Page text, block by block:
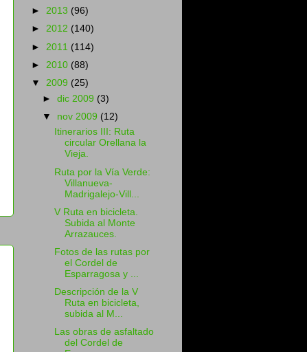
► 2013 (96)
► 2012 (140)
► 2011 (114)
► 2010 (88)
▼ 2009 (25)
►dic 2009 (3)
▼ nov 2009 (12)
Itinerarios III: Ruta
circular Orellana la
Vieja.
Ruta por la Vía Verde:
Villanueva-
Madrigalejo-Vill...
V Ruta en bicicleta.
Subida al Monte
Arrazauces.
Fotos de las rutas por
el Cordel de
Esparragosa y ...
Descripción de la V
Ruta en bicicleta,
subida al M...
Las obras de asfaltado
del Cordel de